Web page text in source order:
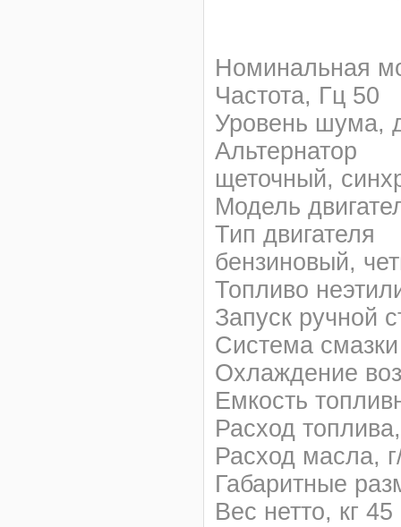
Номинальная
Частота, Гц 50
Уровень шума,
Альтернатор
щеточный,
Модель
Тип двигателя
бензиновый,
Топливо
Запуск ручной
Система
Охлаждение
Емкость
Расход
Расход масла,
Габаритные
Вес нетто, кг 45